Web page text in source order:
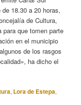
18.30 a 20 horas,
de Cultura,
para que tomen parte
en el municipio
de los rasgos
ha dicho el
, Lora de Estepa,